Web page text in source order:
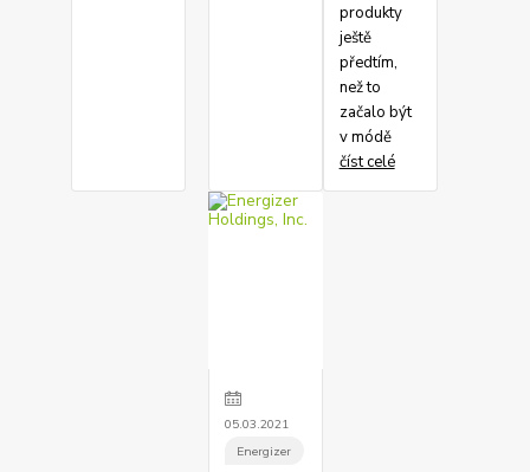
produkty
ještě
předtím,
než to
začalo být
v módě
číst celé
05.03.2021
Energizer